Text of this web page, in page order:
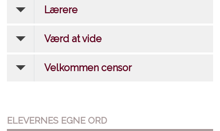
Lærere
Værd at vide
Velkommen censor
ELEVERNES EGNE ORD